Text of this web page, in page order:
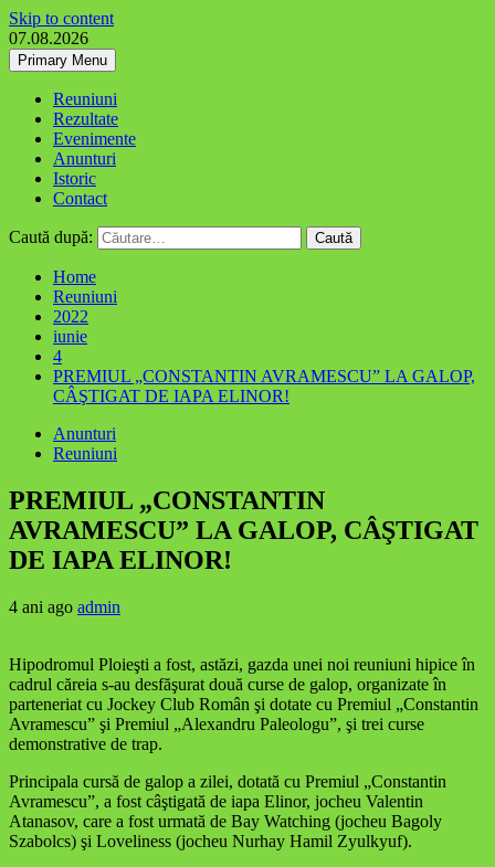
Skip to content
07.08.2026
Primary Menu
Reuniuni
Rezultate
Evenimente
Anunturi
Istoric
Contact
Caută după:
Home
Reuniuni
2022
iunie
4
PREMIUL „CONSTANTIN AVRAMESCU” LA GALOP,
CÂŞTIGAT DE IAPA ELINOR!
Anunturi
Reuniuni
PREMIUL „CONSTANTIN
AVRAMESCU” LA GALOP, CÂŞTIGAT
DE IAPA ELINOR!
4 ani ago admin
Hipodromul Ploieşti a fost, astăzi, gazda unei noi reuniuni hipice în
cadrul căreia s-au desfăşurat două curse de galop, organizate în
parteneriat cu Jockey Club Român şi dotate cu Premiul „Constantin
Avramescu” şi Premiul „Alexandru Paleologu”, şi trei curse
demonstrative de trap.
Principala cursă de galop a zilei, dotată cu Premiul „Constantin
Avramescu”, a fost câştigată de iapa Elinor, jocheu Valentin
Atanasov, care a fost urmată de Bay Watching (jocheu Bagoly
Szabolcs) şi Loveliness (jocheu Nurhay Hamil Zyulkyuf).